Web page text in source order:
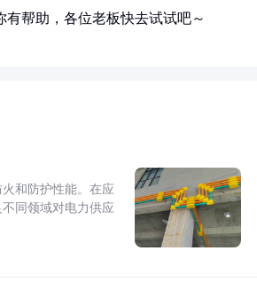
帮助，各位老板快去试试吧～
和防护性能。在应
同领域对电力供应